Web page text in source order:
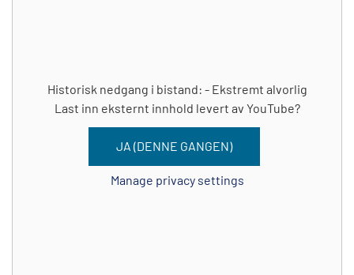
Historisk nedgang i bistand: - Ekstremt alvorlig
Last inn eksternt innhold levert av YouTube?
JA (DENNE GANGEN)
Manage privacy settings